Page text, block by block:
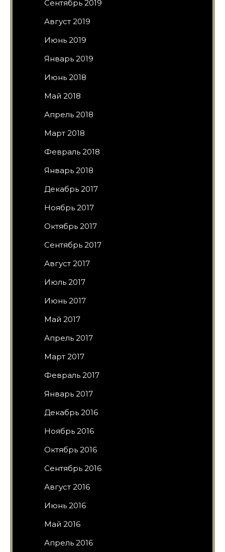
Сентябрь 2019
Август 2019
Июнь 2019
Январь 2019
Июнь 2018
Май 2018
Апрель 2018
Март 2018
Февраль 2018
Январь 2018
Декабрь 2017
Ноябрь 2017
Октябрь 2017
Сентябрь 2017
Август 2017
Июль 2017
Июнь 2017
Май 2017
Апрель 2017
Март 2017
Февраль 2017
Январь 2017
Декабрь 2016
Ноябрь 2016
Октябрь 2016
Сентябрь 2016
Август 2016
Июнь 2016
Май 2016
Апрель 2016